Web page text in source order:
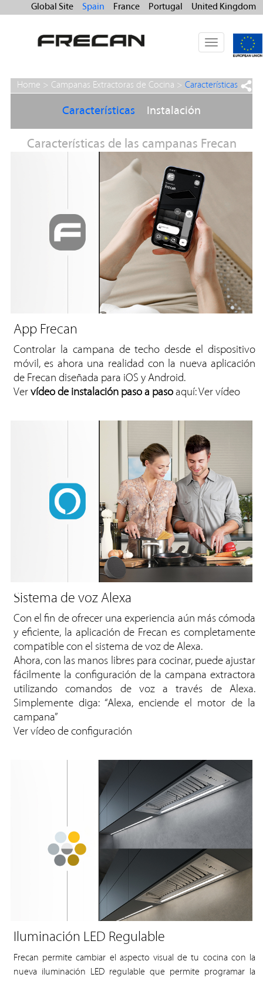
Global Site Spain France Portugal United Kingdom
Toggle
navigation
Home > Campanas Extractoras de Cocina >Características
Características Instalación
Características de las campanas Frecan
App Frecan
Controlar la campana de techo desde el dispositivo
móvil, es ahora una realidad con la nueva aplicación
de Frecan diseñada para iOS y Android.
Ver vídeo de instalación paso a pasoaquí:Ver vídeo
Sistema de voz Alexa
Con el fin de ofrecer una experiencia aún más cómoda
y eficiente, la aplicación de Frecan es completamente
compatible con el sistema de voz de Alexa.
Ahora, con las manos libres para cocinar, puede ajustar
fácilmente la configuración de la campana extractora
utilizando comandos de voz a través de Alexa.
Simplemente diga: “Alexa, enciende el motor de la
campana”
Ver vídeo de configuración
Iluminación LED Regulable
Frecan permite cambiar el aspecto visual de tu cocina con la
nueva iluminación LED regulable que permite programar la